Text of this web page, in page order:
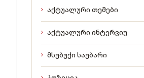
აქტუალური თემები
აქტუალური ინტერვიუ
მსუბუქი საუბარი